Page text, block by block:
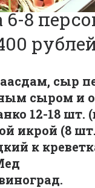
8
сыр
сыром и
12-18 шт.
икрой (8
к